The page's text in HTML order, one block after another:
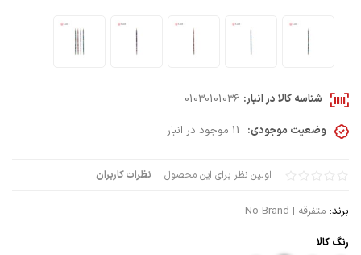
اولین نظر برای این محصول نظرات کاربران
برند: متفرقه | No Brand
رنگ كالا
شناسه کالا در انبار: 01030101036
وضعیت موجودی: 11 موجود در انبار